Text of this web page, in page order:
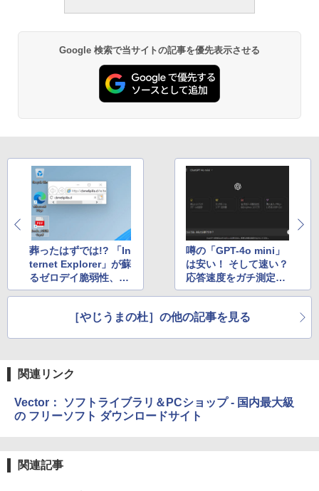
Google 検索で当サイトの記事を優先表示させる
葬ったはずでは!? 「In
ternet Explorer」が蘇
るゼロデイ脆弱性、Ka
sperskyが注意喚起
噂の「GPT-4o mini」
は安い！ そして速い？
応答速度をガチ測定し
てみた
［やじうまの杜］の他の記事を見る
関連リンク
Vector： ソフトライブラリ＆PCショップ - 国内最大級
の フリーソフト ダウンロードサイト
関連記事